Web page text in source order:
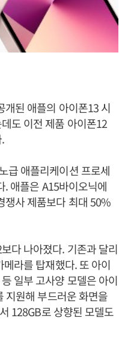
개된 애플의 아이폰13 시
도 이전 제품 아이폰12
급 애플리케이션 프로세
. 애플은 A15바이오닉에
쟁사 제품보다 최대 50%
다 나아졌다. 기존과 달리
라를 탑재했다. 또 아이
일부 고사양 모델은 아이
지원해 부드러운 화면을
128GB로 상향된 모델도